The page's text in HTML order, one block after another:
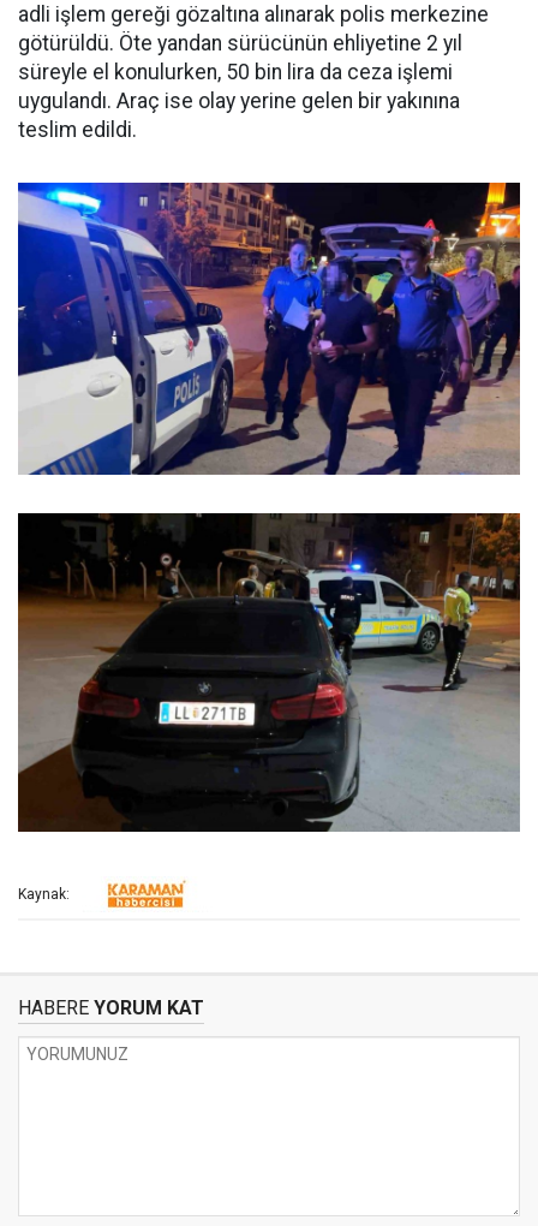
adli işlem gereği gözaltına alınarak polis merkezine
götürüldü. Öte yandan sürücünün ehliyetine 2 yıl
süreyle el konulurken, 50 bin lira da ceza işlemi
uygulandı. Araç ise olay yerine gelen bir yakınına
teslim edildi.
Kaynak:
HABERE YORUM KAT